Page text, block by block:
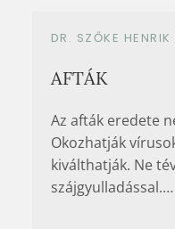
DR. SZŐKE HENRIK
AFTÁK
Az afták eredete
Okozhatják
kiválthatják. Ne
szájgyulladással.…